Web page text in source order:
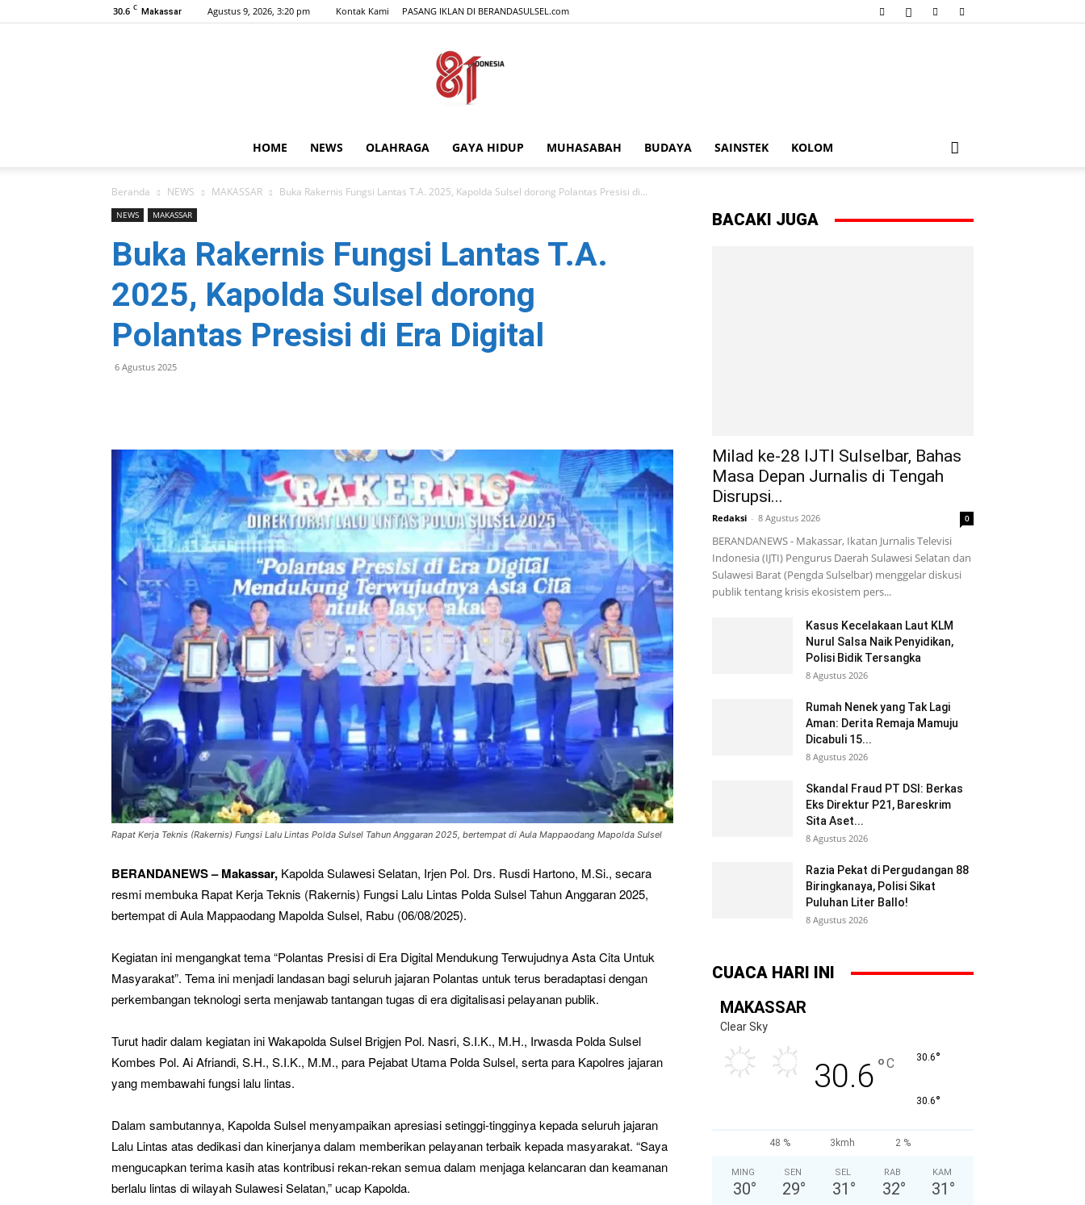
30.6 C Makassar Agustus 9, 2026, 3:20 pm Kontak Kami PASANG IKLAN DI BERANDASULSEL.com
HOME NEWS OLAHRAGA GAYA HIDUP MUHASABAH BUDAYA SAINSTEK KOLOM
Beranda NEWS MAKASSAR Buka Rakernis Fungsi Lantas T.A. 2025, Kapolda Sulsel dorong Polantas Presisi di...
NEWS MAKASSAR
Buka Rakernis Fungsi Lantas T.A.
2025, Kapolda Sulsel dorong
Polantas Presisi di Era Digital
6 Agustus 2025
Rapat Kerja Teknis (Rakernis) Fungsi Lalu Lintas Polda Sulsel Tahun Anggaran 2025, bertempat di Aula Mappaodang Mapolda Sulsel
BERANDANEWS – Makassar, Kapolda Sulawesi Selatan, Irjen Pol. Drs. Rusdi Hartono, M.Si., secara
resmi membuka Rapat Kerja Teknis (Rakernis) Fungsi Lalu Lintas Polda Sulsel Tahun Anggaran 2025,
bertempat di Aula Mappaodang Mapolda Sulsel, Rabu (06/08/2025).
Kegiatan ini mengangkat tema “Polantas Presisi di Era Digital Mendukung Terwujudnya Asta Cita Untuk
Masyarakat”. Tema ini menjadi landasan bagi seluruh jajaran Polantas untuk terus beradaptasi dengan
perkembangan teknologi serta menjawab tantangan tugas di era digitalisasi pelayanan publik.
Turut hadir dalam kegiatan ini Wakapolda Sulsel Brigjen Pol. Nasri, S.I.K., M.H., Irwasda Polda Sulsel
Kombes Pol. Ai Afriandi, S.H., S.I.K., M.M., para Pejabat Utama Polda Sulsel, serta para Kapolres jajaran
yang membawahi fungsi lalu lintas.
Dalam sambutannya, Kapolda Sulsel menyampaikan apresiasi setinggi-tingginya kepada seluruh jajaran
Lalu Lintas atas dedikasi dan kinerjanya dalam memberikan pelayanan terbaik kepada masyarakat. “Saya
mengucapkan terima kasih atas kontribusi rekan-rekan semua dalam menjaga kelancaran dan keamanan
berlalu lintas di wilayah Sulawesi Selatan,” ucap Kapolda.
BACAKI JUGA
Milad ke-28 IJTI Sulselbar, Bahas
Masa Depan Jurnalis di Tengah
Disrupsi...
Redaksi - 8 Agustus 2026 0
BERANDANEWS - Makassar, Ikatan Jurnalis Televisi
Indonesia (IJTI) Pengurus Daerah Sulawesi Selatan dan
Sulawesi Barat (Pengda Sulselbar) menggelar diskusi
publik tentang krisis ekosistem pers...
Kasus Kecelakaan Laut KLM
Nurul Salsa Naik Penyidikan,
Polisi Bidik Tersangka
8 Agustus 2026
Rumah Nenek yang Tak Lagi
Aman: Derita Remaja Mamuju
Dicabuli 15...
8 Agustus 2026
Skandal Fraud PT DSI: Berkas
Eks Direktur P21, Bareskrim
Sita Aset...
8 Agustus 2026
Razia Pekat di Pergudangan 88
Biringkanaya, Polisi Sikat
Puluhan Liter Ballo!
8 Agustus 2026
CUACA HARI INI
MAKASSAR
Clear Sky
30.6°C 30.6°
30.6°
48 % 3kmh 2 %
MING
30°
SEN
29°
SEL
31 °
RAB
32°
KAM
31 °